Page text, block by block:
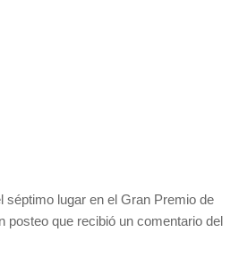
séptimo lugar en el Gran Premio de
posteo que recibió un comentario del